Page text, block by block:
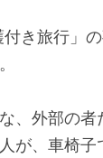
き旅行」
、外部の者
が、車椅